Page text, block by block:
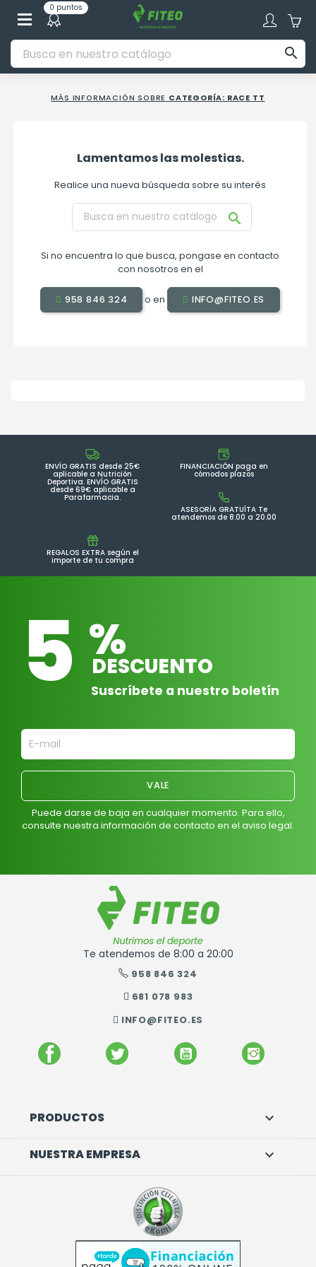
0 puntos

MÁS INFORMACIÓN SOBRE CATEGORÍA: RACE TT
Lamentamos las molestias.
Realice una nueva búsqueda sobre su interés

Si no encuentra lo que busca, pongase en contacto
con nosotros en el
958 846 324 o en INFO@FITEO.ES
ENVÍO GRATIS desde 25€
aplicable a Nutrición
Deportiva. ENVÍO GRATIS
desde 69€ aplicable a
Parafarmacia.
FINANCIACIÓN paga en
cómodos plazos
ASESORÍA GRATUÍTA Te
atendemos de 8.00 a 20.00
REGALOS EXTRA según el
importe de tu compra
5 %
DESCUENTO
Suscríbete a nuestro boletín
Puede darse de baja en cualquier momento. Para ello,
consulte nuestra información de contacto en el aviso legal.
Te atendemos de 8:00 a 20:00
958 846 324
681 078 983
INFO@FITEO.ES
FACEBOOK TWITTER YOUTUBE
PRODUCTOS 
NUESTRA EMPRESA 